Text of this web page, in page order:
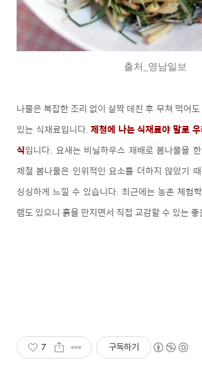
출처_영남일보
나물은 복잡한 조리 없이 살짝 데친 후 무쳐 먹어
있는 식재료입니다.제철에 나는 식재료야 말로
식입니다. 요새는 비닐하우스 재배로 봄나물을
제철 봄나물은 인위적인 요소를 더하지 않았기
싱싱하게 느낄 수 있습니다. 최근에는 농촌 체험
램도 있으니 흙을 만지면서 직접 교감할 수 있는
7 구독하기